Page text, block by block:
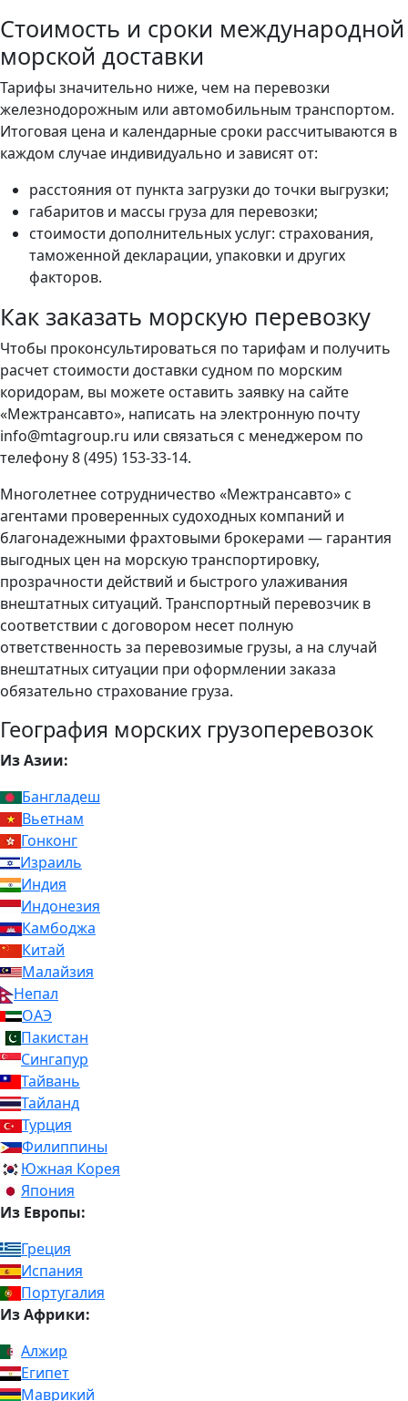
Стоимость и сроки международной
морской доставки
Тарифы значительно ниже, чем на перевозки
железнодорожным или автомобильным транспортом.
Итоговая цена и календарные сроки рассчитываются в
каждом случае индивидуально и зависят от:
расстояния от пункта загрузки до точки выгрузки;
габаритов и массы груза для перевозки;
стоимости дополнительных услуг: страхования,
таможенной декларации, упаковки и других
факторов.
Как заказать морскую перевозку
Чтобы проконсультироваться по тарифам и получить
расчет стоимости доставки судном по морским
коридорам, вы можете оставить заявку на сайте
«Межтрансавто», написать на электронную почту
info@mtagroup.ru или связаться с менеджером по
телефону 8 (495) 153-33-14.
Многолетнее сотрудничество «Межтрансавто» с
агентами проверенных судоходных компаний и
благонадежными фрахтовыми брокерами — гарантия
выгодных цен на морскую транспортировку,
прозрачности действий и быстрого улаживания
внештатных ситуаций. Транспортный перевозчик в
соответствии с договором несет полную
ответственность за перевозимые грузы, а на случай
внештатных ситуации при оформлении заказа
обязательно страхование груза.
География морских грузоперевозок
Из Азии:
Бангладеш
Вьетнам
Гонконг
Израиль
Индия
Индонезия
Камбоджа
Китай
Малайзия
Непал
ОАЭ
Пакистан
Сингапур
Тайвань
Тайланд
Турция
Филиппины
Южная Корея
Япония
Из Европы:
Греция
Испания
Португалия
Из Африки:
Алжир
Египет
Маврикий